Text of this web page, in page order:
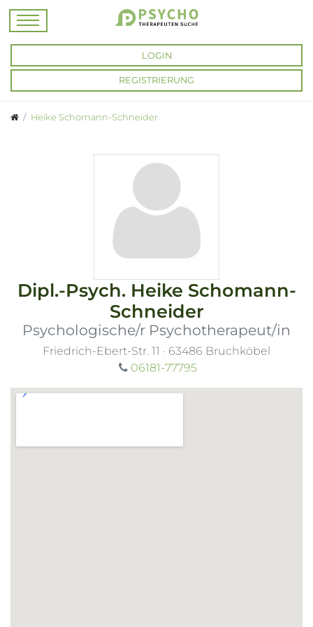
LOGIN
REGISTRIERUNG
Heike Schomann-Schneider
Dipl.-Psych. Heike Schomann-
Schneider
Psychologische/r Psychotherapeut/in
Friedrich-Ebert-Str. 11 · 63486 Bruchköbel
06181-77795